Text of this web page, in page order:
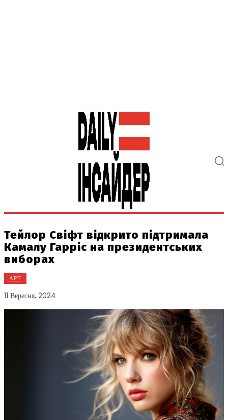
Тейлор Свіфт відкрито підтримала
Камалу Гарріс на президентських
виборах
АРТ
11 Вересня, 2024